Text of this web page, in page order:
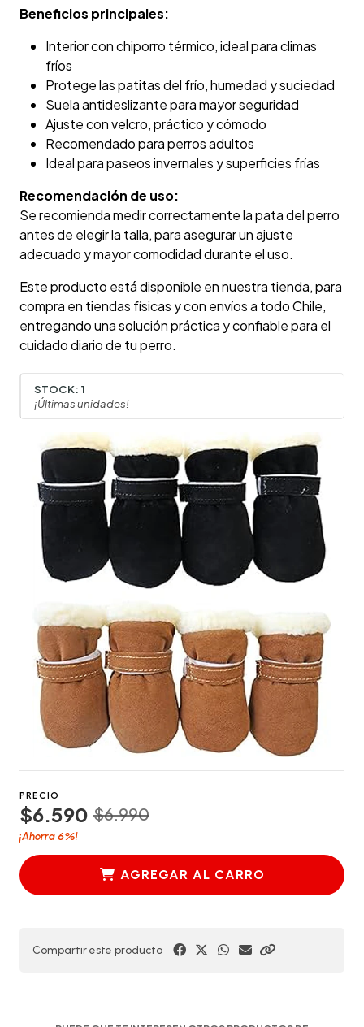
Beneficios principales:
Interior con chiporro térmico, ideal para climas
fríos
Protege las patitas del frío, humedad y suciedad
Suela antideslizante para mayor seguridad
Ajuste con velcro, práctico y cómodo
Recomendado para perros adultos
Ideal para paseos invernales y superficies frías
Recomendación de uso:
Se recomienda medir correctamente la pata del perro
antes de elegir la talla, para asegurar un ajuste
adecuado y mayor comodidad durante el uso.
Este producto está disponible en nuestra tienda, para
compra en tiendas físicas y con envíos a todo Chile,
entregando una solución práctica y confiable para el
cuidado diario de tu perro.
STOCK: 1
¡Últimas unidades!
PRECIO
$6.590 $6.990
¡Ahorra6%!
AGREGAR AL CARRO
Compartir este producto